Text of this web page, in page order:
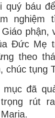
quý báu
nghiệm
phận,
Đức Mẹ
theo
chúc tụng
đã
trọng rút